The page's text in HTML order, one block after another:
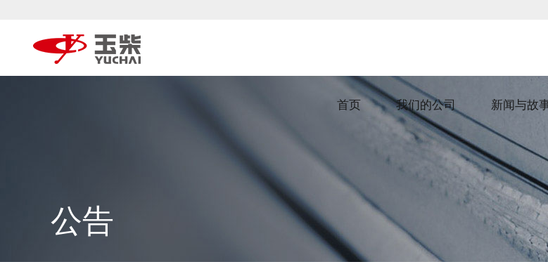
首页 我们的公司 新闻与故
公告